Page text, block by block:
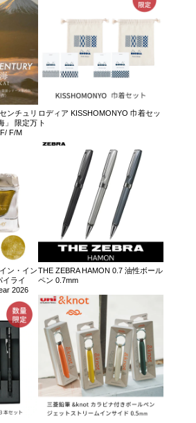
ンチュリ
」 限定万
F/M
ロディア KISSHOMONYO 巾着セッ
ト
ン・イン
イライ
2026
THE ZEBRA HAMON 0.7 油性ボール
ペン 0.7mm